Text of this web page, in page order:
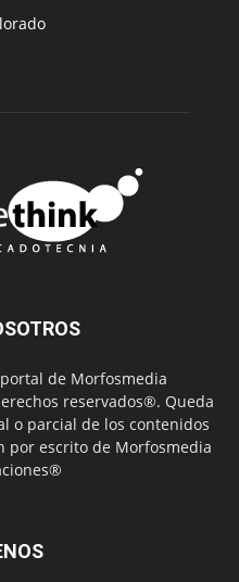
de Morfosmedia
reservados®. Queda
o parcial de los contenidos
por escrito de Morfosmedia